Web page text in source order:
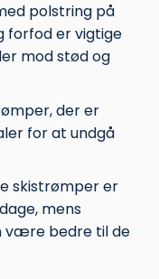
polstring på
er vigtige
mod stød og
der er
for at undgå
skistrømper er
mens
være bedre til de